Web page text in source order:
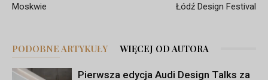
Moskwie
Łódź Design Festival
PODOBNE ARTYKUŁY WIĘCEJ OD AUTORA
Pierwsza edycja Audi Design Talks za